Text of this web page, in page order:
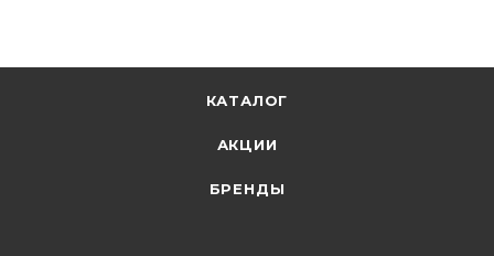
КАТАЛОГ
АКЦИИ
БРЕНДЫ